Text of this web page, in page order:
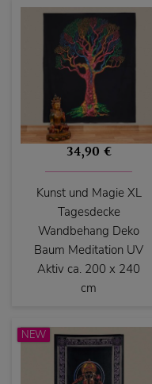
34,90 €
Kunst und Magie XL
Tagesdecke
Wandbehang Deko
Baum Meditation UV
Aktiv ca. 200 x 240
cm
NEW